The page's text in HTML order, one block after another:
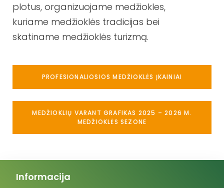
plotus, organizuojame medžiokles,
kuriame medžioklės tradicijas bei
skatiname medžioklės turizmą.
PROFESIONALIOSIOS MEDŽIOKLĖS ĮKAINIAI
MEDŽIOKLIŲ VARANT GRAFIKAS 2025 – 2026 M.
MEDŽIOKLĖS SEZONE
Informacija